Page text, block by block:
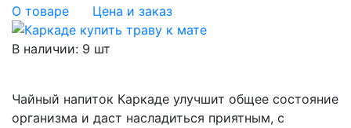
О товаре Цена и заказ
В наличии: 9 шт
Чайный напиток Каркаде улучшит общее состояние
организма и даст насладиться приятным, с